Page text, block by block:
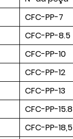
CFC-PP-7
CFC-PP-8.5
CFC-PP-10
CFC-PP-12
CFC-PP-13
CFC-PP-15.8
CFC-PP-18,5